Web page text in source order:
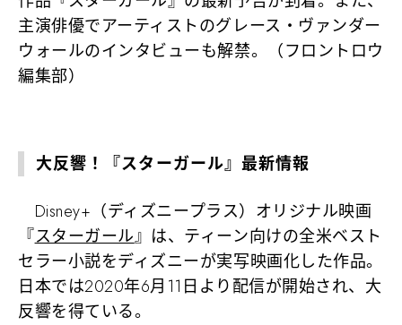
主演俳優でアーティストのグレース・ヴァンダー
ウォールのインタビューも解禁。（フロントロウ
編集部）
大反響！『スターガール』最新情報
Disney+（ディズニープラス）オリジナル映画
『スターガール』は、ティーン向けの全米ベスト
セラー小説をディズニーが実写映画化した作品。
日本では2020年6月11日より配信が開始され、大
反響を得ている。